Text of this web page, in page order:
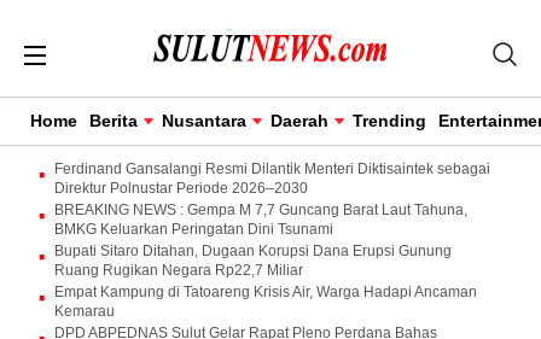
Home Berita Nusantara Daerah Trending
Ferdinand Gansalangi Resmi Dilantik Menteri Diktisaintek sebagai
Direktur Polnustar Periode 2026–2030
BREAKING NEWS : Gempa M 7,7 Guncang Barat Laut Tahuna,
BMKG Keluarkan Peringatan Dini Tsunami
Bupati Sitaro Ditahan, Dugaan Korupsi Dana Erupsi Gunung
Ruang Rugikan Negara Rp22,7 Miliar
Empat Kampung di Tatoareng Krisis Air, Warga Hadapi Ancaman
Kemarau
DPD ABPEDNAS Sulut Gelar Rapat Pleno Perdana Bahas